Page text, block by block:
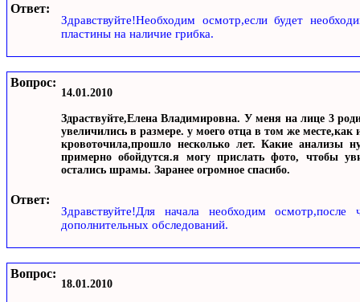
Ответ:
Здравствуйте!Необходим осмотр,если будет
пластины на наличие грибка.
Вопрос:
14.01.2010
Здраствуйте,Елена Владимировна. У меня на лице 3
увеличились в размере. у моего отца в том же
кровоточила,прошло несколько лет. Какие анализы
примерно обойдутся.я могу прислать фото, чтобы
остались шрамы. Заранее огромное спасибо.
Ответ:
Здравствуйте!Для начала необходим
дополнительных обследований.
Вопрос:
18.01.2010